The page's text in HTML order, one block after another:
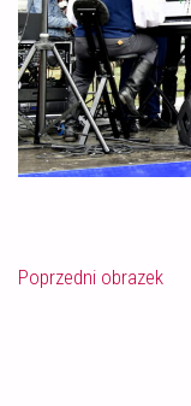
Poprzedni obrazek